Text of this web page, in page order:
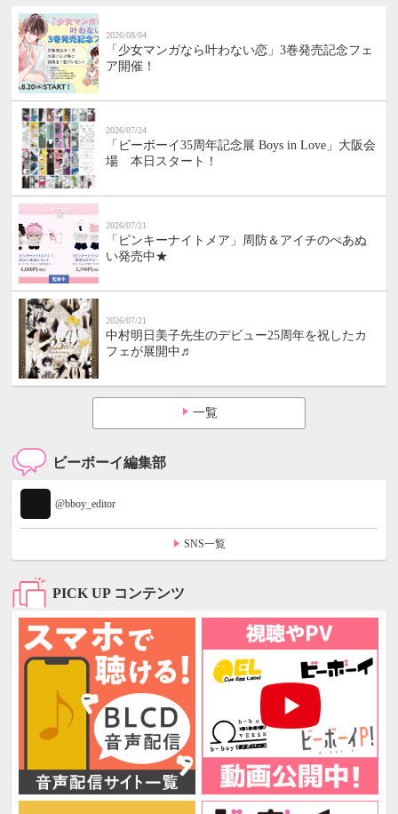
2026/08/04
「少女マンガなら叶わない恋」3巻発売記念フェ
ア開催！
2026/07/24
「ビーボーイ35周年記念展 Boys in Love」大阪会
場 本日スタート！
2026/07/21
「ピンキーナイトメア」周防＆アイチのぺあぬ
い発売中★
2026/07/21
中村明日美子先生のデビュー25周年を祝したカ
フェが展開中♬
一覧
ビーボーイ編集部
@bboy_editor
SNS一覧
PICK UP コンテンツ